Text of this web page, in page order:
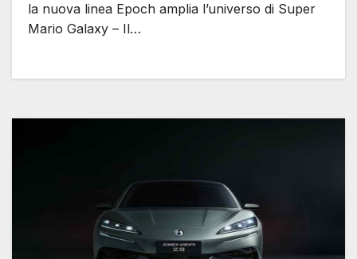
la nuova linea Epoch amplia l’universo di Super
Mario Galaxy – Il…